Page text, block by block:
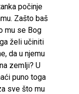
počinje
Zašto baš
mu se Bog
želi učiniti
da u njemu
zemlji? U
puno toga
sve što mu